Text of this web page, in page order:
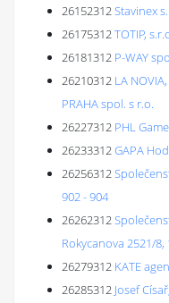
26152312Stavinex
26175312TOTIP,
26181312 P-WAY
26210312 LA
PRAHA spol. s r.o.
26227312 PHL
26233312GAPA
26256312
902 - 904
26262312
Rokycanova 2521/8,
26279312 KATE
26285312 Josef